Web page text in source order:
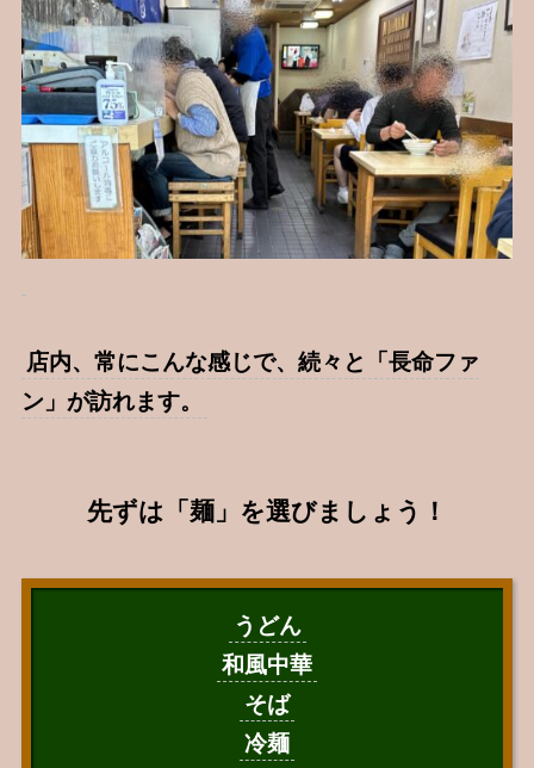
店内、常にこんな感じで、続々と「長命ファ
ン」が訪れます。
先ずは「麺」を選びましょう！
うどん
和風中華
そば
冷麺